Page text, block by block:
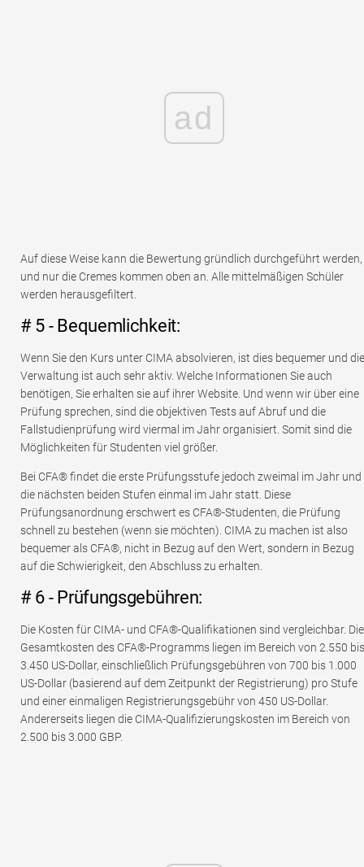
ad
Auf diese Weise kann die Bewertung gründlich durchgeführt werden,
und nur die Cremes kommen oben an. Alle mittelmäßigen Schüler
werden herausgefiltert.
# 5 - Bequemlichkeit:
Wenn Sie den Kurs unter CIMA absolvieren, ist dies bequemer und die
Verwaltung ist auch sehr aktiv. Welche Informationen Sie auch
benötigen, Sie erhalten sie auf ihrer Website. Und wenn wir über eine
Prüfung sprechen, sind die objektiven Tests auf Abruf und die
Fallstudienprüfung wird viermal im Jahr organisiert. Somit sind die
Möglichkeiten für Studenten viel größer.
Bei CFA® findet die erste Prüfungsstufe jedoch zweimal im Jahr und
die nächsten beiden Stufen einmal im Jahr statt. Diese
Prüfungsanordnung erschwert es CFA®-Studenten, die Prüfung
schnell zu bestehen (wenn sie möchten). CIMA zu machen ist also
bequemer als CFA®, nicht in Bezug auf den Wert, sondern in Bezug
auf die Schwierigkeit, den Abschluss zu erhalten.
# 6 - Prüfungsgebühren:
Die Kosten für CIMA- und CFA®-Qualifikationen sind vergleichbar. Die
Gesamtkosten des CFA®-Programms liegen im Bereich von 2.550 bis
3.450 US-Dollar, einschließlich Prüfungsgebühren von 700 bis 1.000
US-Dollar (basierend auf dem Zeitpunkt der Registrierung) pro Stufe
und einer einmaligen Registrierungsgebühr von 450 US-Dollar.
Andererseits liegen die CIMA-Qualifizierungskosten im Bereich von
2.500 bis 3.000 GBP.